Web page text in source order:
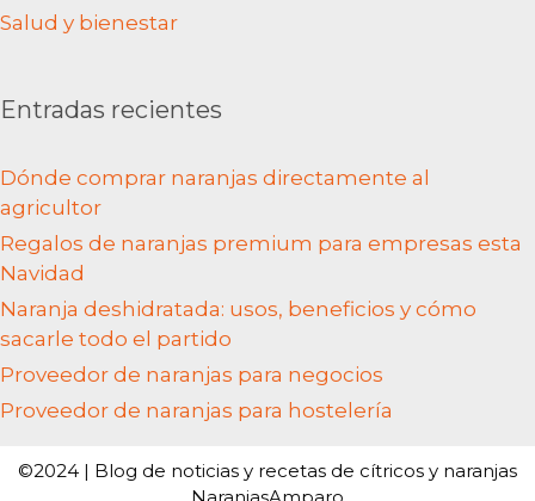
Salud y bienestar
Entradas recientes
Dónde comprar naranjas directamente al
agricultor
Regalos de naranjas premium para empresas esta
Navidad
Naranja deshidratada: usos, beneficios y cómo
sacarle todo el partido
Proveedor de naranjas para negocios
Proveedor de naranjas para hostelería
©2024 | Blog de noticias y recetas de cítricos y naranjas